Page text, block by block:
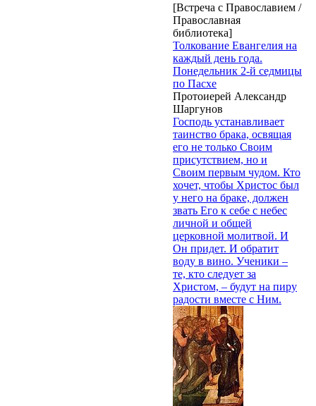
[Встреча с Православием /
Православная
библиотека]
Толкование Евангелия на
каждый день года.
Понедельник 2-й седмицы
по Пасхе
Протоиерей Александр
Шаргунов
Господь устанавливает
таинство брака, освящая
его не только Своим
присутствием, но и
Своим первым чудом. Кто
хочет, чтобы Христос был
у него на браке, должен
звать Его к себе с небес
личной и общей
церковной молитвой. И
Он придет. И обратит
воду в вино. Ученики –
те, кто следует за
Христом, – будут на пиру
радости вместе с Ним.